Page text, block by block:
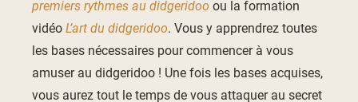
premiers rythmes au didgeridoo ou la formation
vidéoL’art du didgeridoo. Vous y apprendrez toutes
les bases nécessaires pour commencer à vous
amuser au didgeridoo ! Une fois les bases acquises,
vous aurez tout le temps de vous attaquer au secret